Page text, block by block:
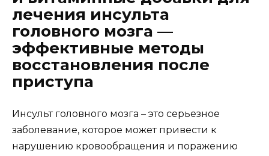
лечения инсульта
головного мозга —
эффективные методы
восстановления после
приступа
Инсульт головного мозга – это серьезное
заболевание, которое может привести к
нарушению кровообращения и поражению